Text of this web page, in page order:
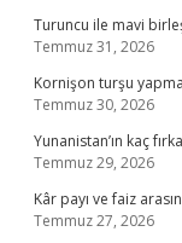
Turuncu ile mavi
Temmuz 31, 2026
Kornişon turşu
Temmuz 30, 2026
Yunanistan’ın kaç
Temmuz 29, 2026
Kâr payı ve faiz
Temmuz 27, 2026